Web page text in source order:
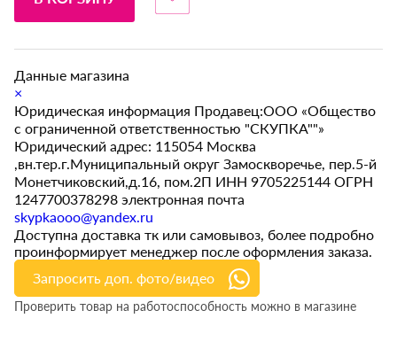
Данные магазина
×
Юридическая информация Продавец:ООО «Общество
с ограниченной ответственностью "СКУПКА""»
Юридический адрес: 115054 Москва
,вн.тер.г.Муниципальный округ Замоскворечье, пер.5-й
Монетчиковский,д.16, пом.2П ИНН 9705225144 ОГРН
1247700378298 электронная почта
skypkaooo@yandex.ru
Доступна доставка тк или самовывоз, более подробно
проинформирует менеджер после оформления заказа.
Запросить доп. фото/видео
Проверить товар на работоспособность можно в магазине